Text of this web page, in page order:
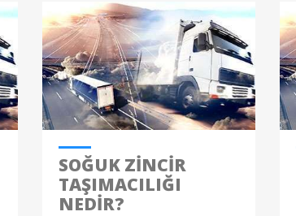
SOĞUK ZINCIR
TAŞIMACILIĞI
NEDIR?